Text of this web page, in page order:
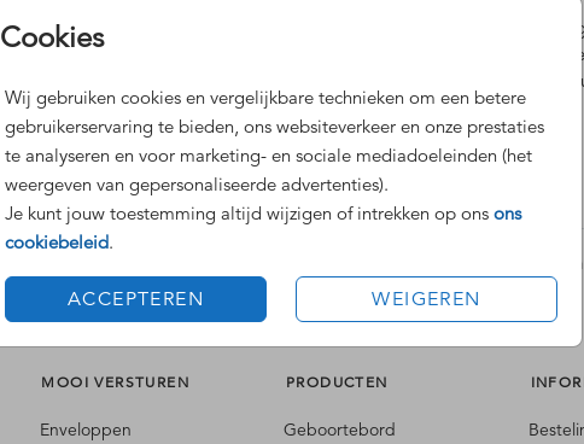
Cookies
Wij gebruiken cookies en vergelijkbare technieken om een betere
gebruikerservaring te bieden, ons websiteverkeer en onze prestaties
te analyseren en voor marketing- en sociale mediadoeleinden (het
weergeven van gepersonaliseerde advertenties).
Je kunt jouw toestemming altijd wijzigen of intrekken op ons ons
cookiebeleid.
ACCEPTEREN WEIGEREN
Dit
Voor
Formaten
MOOI VERSTUREN
Enveloppen
PRODUCTEN
Geboortebord